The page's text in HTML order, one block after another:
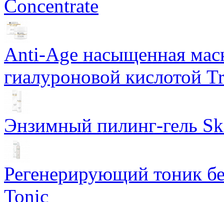
Concentrate
Anti-Age насыщенная
гиалуроновой кислотой
Энзимный пилинг-гель
Регенерирующий тоник
Tonic